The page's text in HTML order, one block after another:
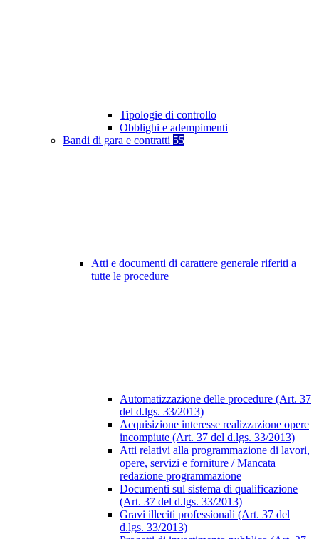
Tipologie di controllo
Obblighi e adempimenti
Bandi di gara e contratti 55
Atti e documenti di carattere generale riferiti a
tutte le procedure
Automatizzazione delle procedure (Art. 37
del d.lgs. 33/2013)
Acquisizione interesse realizzazione opere
incompiute (Art. 37 del d.lgs. 33/2013)
Atti relativi alla programmazione di lavori,
opere, servizi e forniture / Mancata
redazione programmazione
Documenti sul sistema di qualificazione
(Art. 37 del d.lgs. 33/2013)
Gravi illeciti professionali (Art. 37 del
d.lgs. 33/2013)